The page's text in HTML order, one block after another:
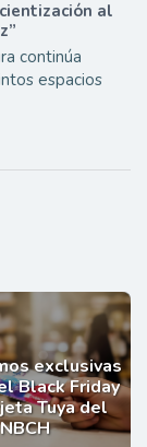
al
continúa
espacios
exclusivas
Black Friday
Tuya del
NBCH